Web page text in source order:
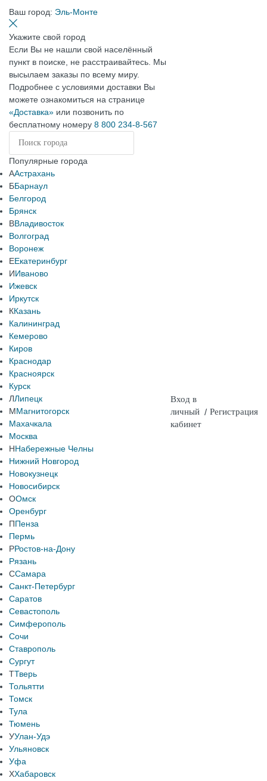
Ваш город: Эль-Монте
Укажите свой город
Если Вы не нашли свой населённый
пункт в поиске, не расстраивайтесь. Мы
высылаем заказы по всему миру.
Подробнее с условиями доставки Вы
можете ознакомиться на странице
«Доставка» или позвонить по
бесплатному номеру 8 800 234-8-567
Популярные города
ААстрахань
ББарнаул
Белгород
Брянск
ВВладивосток
Волгоград
Воронеж
ЕЕкатеринбург
ИИваново
Ижевск
Иркутск
ККазань
Калининград
Кемерово
Киров
Краснодар
Красноярск
Курск
ЛЛипецк
ММагнитогорск
Махачкала
Москва
ННабережные Челны
Нижний Новгород
Новокузнецк
Новосибирск
ООмск
Оренбург
ППенза
Пермь
РРостов-на-Дону
Рязань
ССамара
Санкт-Петербург
Саратов
Севастополь
Симферополь
Сочи
Ставрополь
Сургут
ТТверь
Тольятти
Томск
Тула
Тюмень
УУлан-Удэ
Ульяновск
Уфа
ХХабаровск
Вход в
личный
кабинет
/ Регистрация